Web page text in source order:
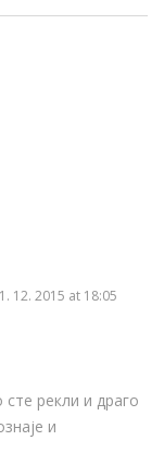
12. 2015 at 18:05
рекли и драго
и